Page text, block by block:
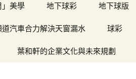
」美學 地下球彩 地下球版
汽車合力解決天窗漏水 球彩
葉和軒的企業文化與未來規劃